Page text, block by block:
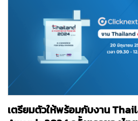
เตรียมตัวให้พร้อมกับงาน